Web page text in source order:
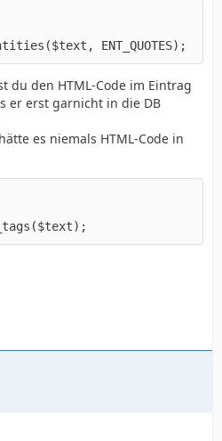
ENT_QUOTES);
du den HTML-Code im Eintrag
er erst garnicht in die DB
es niemals HTML-Code in